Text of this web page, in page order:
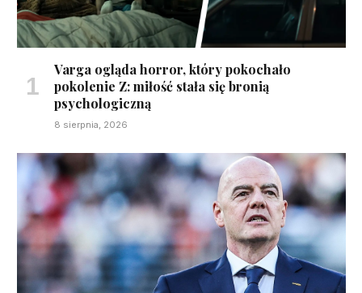
Varga ogląda horror, który pokochało
pokolenie Z: miłość stała się bronią
psychologiczną
8 sierpnia, 2026